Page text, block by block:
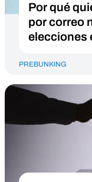
Por qué
por correo
elecciones
PREBUNKING